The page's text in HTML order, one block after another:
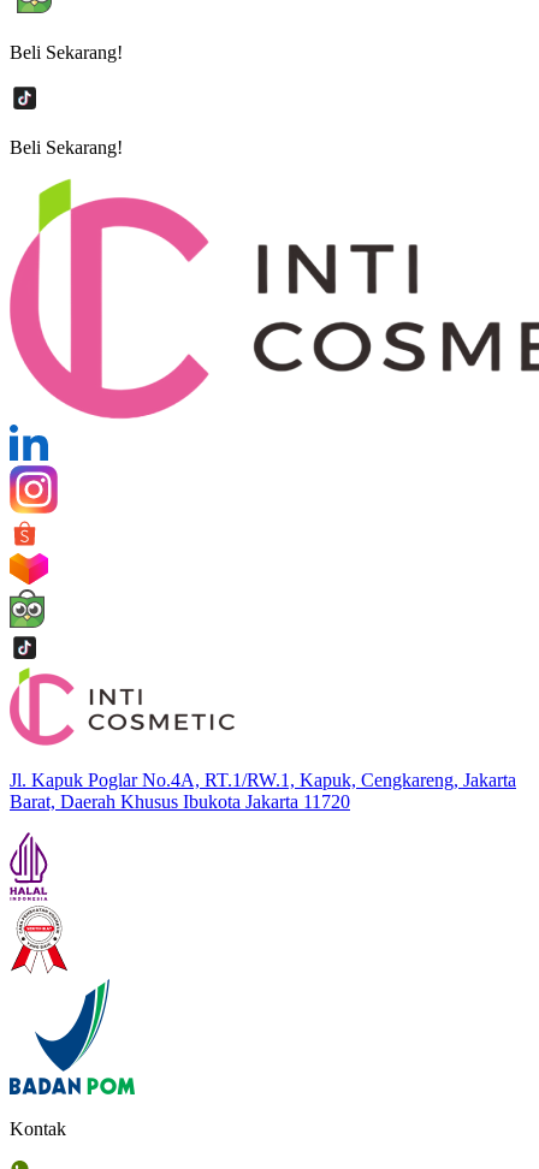
Beli Sekarang!
Beli Sekarang!
Jl. Kapuk Poglar No.4A, RT.1/RW.1, Kapuk, Cengkareng, Jakarta
Barat, Daerah Khusus Ibukota Jakarta 11720
Kontak